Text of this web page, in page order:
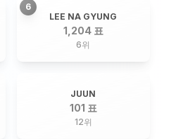
6
LEE NA GYUNG
1,204 표
6위
JUUN
101 표
12위